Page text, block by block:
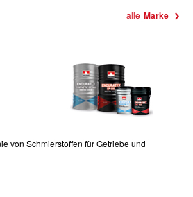
alle Marke
von Schmierstoffen für Getriebe und